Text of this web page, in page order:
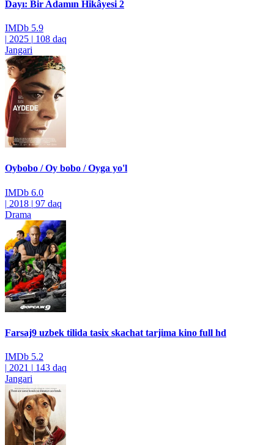
Dayı: Bir Adamın Hikâyesi 2
IMDb 5.9
| 2025 | 108 daq
Jangari
Oybobo / Oy bobo / Oyga yo'l
IMDb 6.0
| 2018 | 97 daq
Drama
Farsaj9 uzbek tilida tasix skachat tarjima kino full hd
IMDb 5.2
| 2021 | 143 daq
Jangari